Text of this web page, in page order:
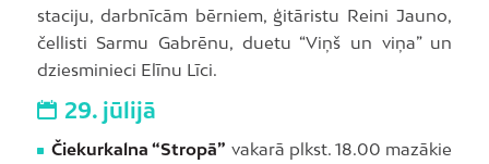
staciju, darbnīcām bērniem, ģitāristu Reini Jauno,
čellisti Sarmu Gabrēnu, duetu “Viņš un viņa” un
dziesminieci Elīnu Līci.
29. jūlijā
Čiekurkalna “Stropā” vakarā plkst. 18.00 mazākie